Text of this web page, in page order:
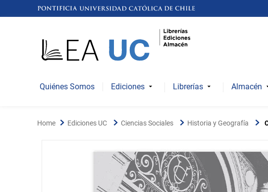
Quiénes Somos Ediciones Librerías Almacén
Ediciones UC Ciencias Sociales Historia y Geografía